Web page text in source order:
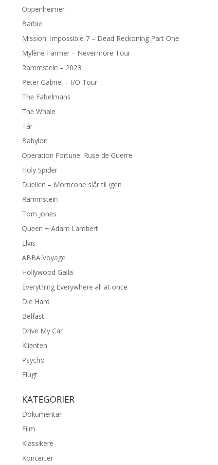
Oppenheimer
Barbie
Mission: Impossible 7 – Dead Reckoning Part One
Mylène Farmer – Nevermore Tour
Rammstein – 2023
Peter Gabriel – I/O Tour
The Fabelmans
The Whale
Tár
Babylon
Operation Fortune: Ruse de Guerre
Holy Spider
Duellen – Morricone slår til igen
Rammstein
Tom Jones
Queen + Adam Lambert
Elvis
ABBA Voyage
Hollywood Galla
Everything Everywhere all at once
Die Hard
Belfast
Drive My Car
Klienten
Psycho
Flugt
KATEGORIER
Dokumentar
Film
Klassikere
Koncerter